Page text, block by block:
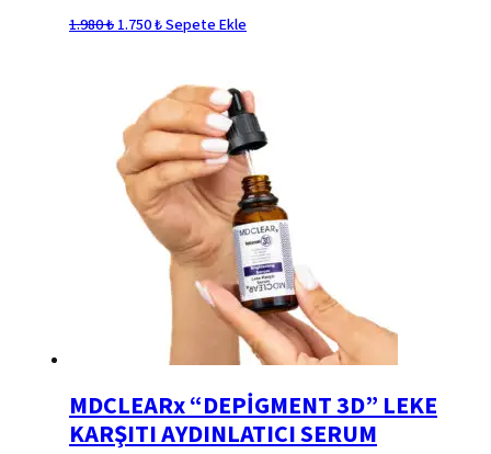
1.980₺ Orijinal
1.750₺Şu
1.750 ₺.
Sepete Ekle
MDCLEARx “DEPİGMENT 3D” LEKE
KARŞITI AYDINLATICI SERUM